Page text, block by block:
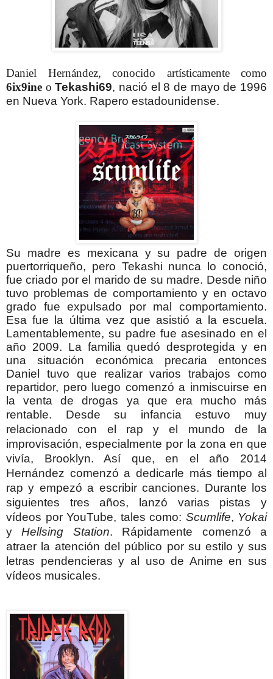
Daniel Hernández, conocido artísticamente como
6ix9ine oTekashi69, nació el 8 de mayo de 1996
en Nueva York. Rapero estadounidense.
Su madre es mexicana y su padre de origen
puertorriqueño, pero Tekashi nunca lo conoció,
fue criado por el marido de su madre. Desde niño
tuvo problemas de comportamiento y en octavo
grado fue expulsado por mal comportamiento.
Esa fue la última vez que asistió a la escuela.
Lamentablemente, su padre fue asesinado en el
año 2009. La familia quedó desprotegida y en
una situación económica precaria entonces
Daniel tuvo que realizar varios trabajos como
repartidor, pero luego comenzó a inmiscuirse en
la venta de drogas ya que era mucho más
rentable. Desde su infancia estuvo muy
relacionado con el rap y el mundo de la
improvisación, especialmente por la zona en que
vivía, Brooklyn. Así que, en el año 2014
Hernández comenzó a dedicarle más tiempo al
rap y empezó a escribir canciones. Durante los
siguientes tres años, lanzó varias pistas y
vídeos por YouTube, tales como: Scumlife, Yokai
yHellsing Station. Rápidamente comenzó a
atraer la atención del público por su estilo y sus
letras pendencieras y al uso de Anime en sus
vídeos musicales.